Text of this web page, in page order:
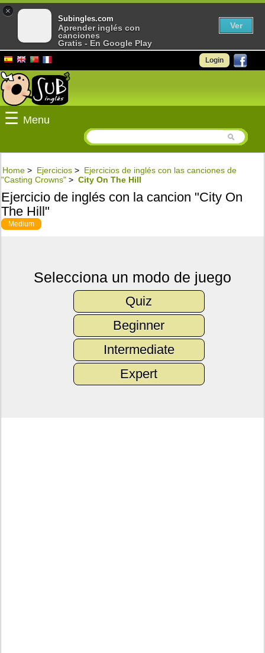
Login
☰ Menu
Home > Ejercicios > Ejercicios de inglés con las canciones de
"Casting Crowns" > City On The Hill
Ejercicio de inglés con la cancion "City On
The Hill"
Medium
Selecciona un modo de juego
Quiz
Beginner
Intermediate
Expert
×
Subingles.com
Aprender inglés con
canciones
Gratis - En Google Play
Ver